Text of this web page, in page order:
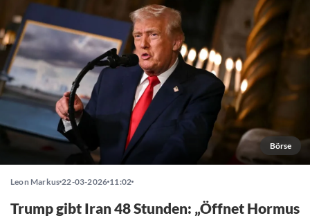
Börse
Leon Markus 22-03-2026 11:02
Trump gibt Iran 48 Stunden: „Öffnet Hormus